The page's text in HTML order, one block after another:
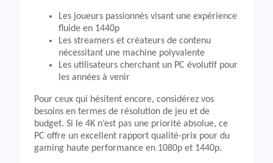
Les joueurs passionnés visant une expérience
fluide en 1440p
Les streamers et créateurs de contenu
nécessitant une machine polyvalente
Les utilisateurs cherchant un PC évolutif pour
les années à venir
Pour ceux qui hésitent encore, considérez vos
besoins en termes de résolution de jeu et de
budget. Si le 4K n’est pas une priorité absolue, ce
PC offre un excellent rapport qualité-prix pour du
gaming haute performance en 1080p et 1440p.